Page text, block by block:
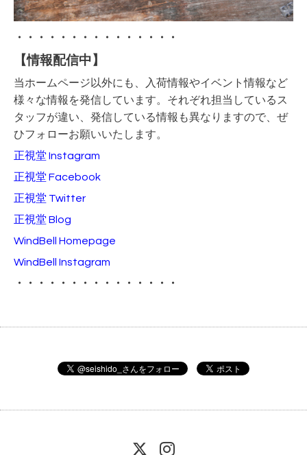
・・・・・・・・・・・・・・・
【情報配信中】
当ホームページ以外にも、入荷情報やイベント情報など
様々な情報を発信しています。それぞれ担当しているス
タッフが違い、発信している情報も異なりますので、ぜ
ひフォローお願いいたします。
正視堂 Instagram
正視堂 Facebook
正視堂 Twitter
正視堂 Blog
WindBell Homepage
WindBell Instagram
・・・・・・・・・・・・・・・